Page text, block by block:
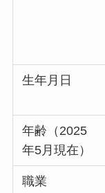
生年月日
年齢（2025
年5月現在）
職業